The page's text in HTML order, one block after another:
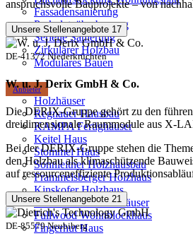
Fassadensanierung
Parkplatzüberbauung
Serielle Sanierung
Zirkulärer Holzbau
Modulares Bauen
Anbieter
Holzhäuser
Regnauer Hausbau
KAMPA Fertighäuser
Keitel Haus
Stommel Haus
Sonnleitner Holzhausbau
Frammelsberger Holzhaus
Kinskofer Holzhaus
SKANDIMA Holzhäuser
Fullwood Wohnblockhaus
Fingerhut Haus
anspruchsvolle Bauprojekte – von
Unsere Stellenangebote 17
DE-41372 Niederkrüchten
W. u. J. Derix GmbH & Co.
Die DERIX-Gruppe gehört zu den
dreidimensionale Raummodule aus X-
Bei der DERIX-Gruppe stehen die
den Holzbau als klimaschützende
auf ressourceneffiziente
Unsere Stellenangebote 21
DE-85579 Neubiberg